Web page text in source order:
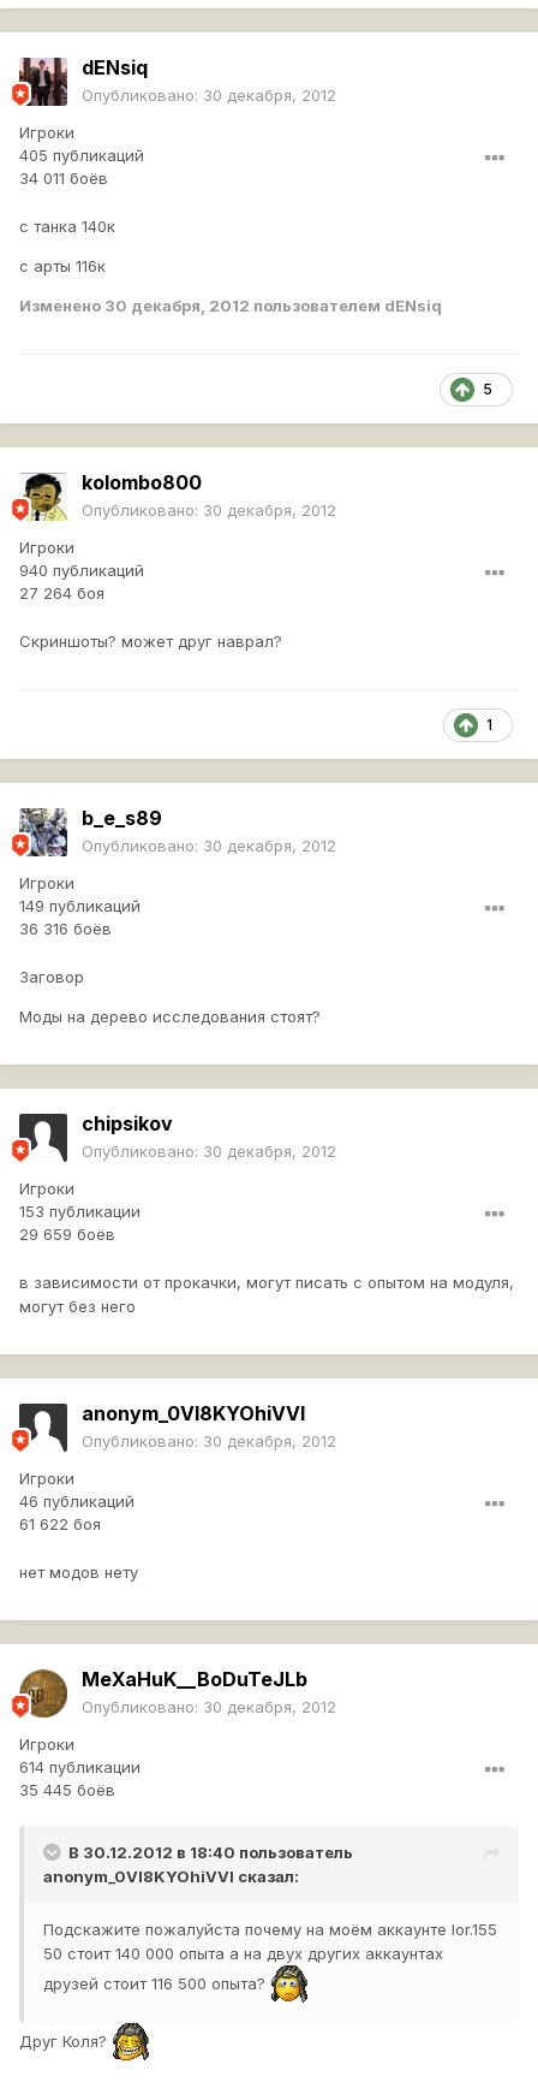
dENsiq
Опубликовано: 30 декабря, 2012
Игроки
405 публикаций
34 011 боёв
с танка 140к
с арты 116к
Изменено 30 декабря, 2012 пользователем dENsiq
5
kolombo800
Опубликовано: 30 декабря, 2012
Игроки
940 публикаций
27 264 боя
Скриншоты? может друг наврал?
1
b_e_s89
Опубликовано: 30 декабря, 2012
Игроки
149 публикаций
36 316 боёв
Заговор
Моды на дерево исследования стоят?
chipsikov
Опубликовано: 30 декабря, 2012
Игроки
153 публикации
29 659 боёв
в зависимости от прокачки, могут писать с опытом на модуля,
могут без него
anonym_0Vl8KYOhiVVI
Опубликовано: 30 декабря, 2012
Игроки
46 публикаций
61 622 боя
нет модов нету
MeXaHuK__BoDuTeJLb
Опубликовано: 30 декабря, 2012
Игроки
614 публикации
35 445 боёв
В 30.12.2012 в 18:40 пользователь
anonym_0Vl8KYOhiVVI сказал:
Подскажите пожалуйста почему на моём аккаунте lor.155
50 стоит 140 000 опыта а на двух других аккаунтах
друзей стоит 116 500 опыта?
Друг Коля?